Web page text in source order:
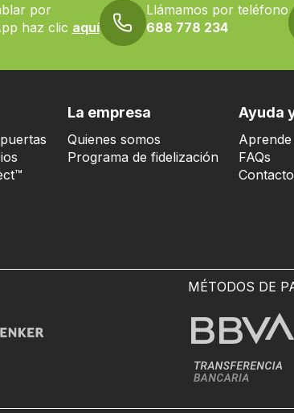
por
haz clic aquí
Llámamos por teléfono
688 778 234
La empresa
Quienes somos
Programa de fidelización
Ayuda
FAQs
Contacto
MÉTODOS DE